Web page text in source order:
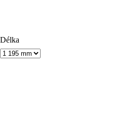
Délka